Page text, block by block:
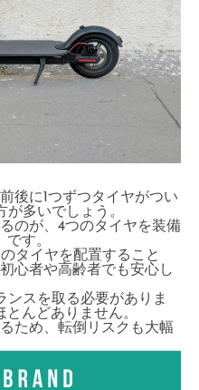
後に1つずつタイヤがつい
多いでしょう。
のが、4つのタイヤを装備
す。
タイヤを配置すること
心者や高齢者でも安心し
ンスを取る必要がありま
んどありません。
ため、転倒リスクも大幅